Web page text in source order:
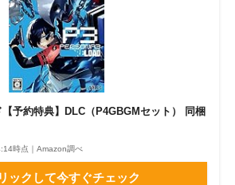
予約特典】DLC（P4GBGMセット） 同梱
時点｜Amazon調べ
ックして今すぐチェック